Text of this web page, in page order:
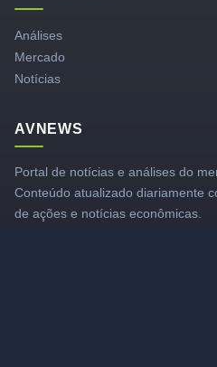
Análises
Mercado
Notícias
AVNEWS
Portal de notícias e análises do
Conteúdo atualizado diariamente
de ações e notícias econômicas.